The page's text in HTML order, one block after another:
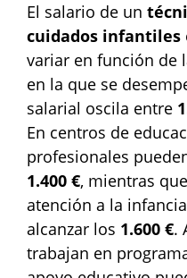
El salario de un
cuidados infantiles
variar en función de
en la que se
salarial oscila entre
En centros de
profesionales
1.400 €, mientras
atención a la
alcanzar los 1.600 €.
trabajan en